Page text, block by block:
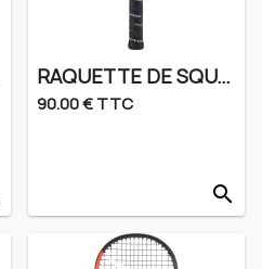
RAQUETTE DE SQUASH DUNLOP FX115
90.00 € TTC
search